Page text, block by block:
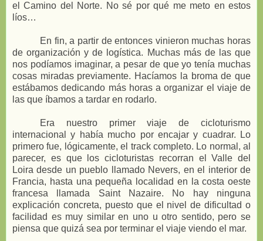
el Camino del Norte. No sé por qué me meto en estos
líos…
En fin, a partir de entonces vinieron muchas horas
de organización y de logística. Muchas más de las que
nos podíamos imaginar, a pesar de que yo tenía muchas
cosas miradas previamente. Hacíamos la broma de que
estábamos dedicando más horas a organizar el viaje de
las que íbamos a tardar en rodarlo.
Era nuestro primer viaje de cicloturismo
internacional y había mucho por encajar y cuadrar. Lo
primero fue, lógicamente, el track completo. Lo normal, al
parecer, es que los cicloturistas recorran el Valle del
Loira desde un pueblo llamado Nevers, en el interior de
Francia, hasta una pequeña localidad en la costa oeste
francesa llamada Saint Nazaire. No hay ninguna
explicación concreta, puesto que el nivel de dificultad o
facilidad es muy similar en uno u otro sentido, pero se
piensa que quizá sea por terminar el viaje viendo el mar.